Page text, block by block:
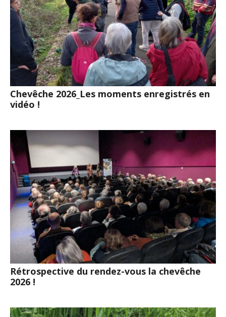
Chevêche 2026_Les moments enregistrés en
vidéo !
Rétrospective du rendez-vous la chevêche
2026 !